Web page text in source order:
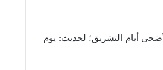
أيام التشريق؛ لحديث: يوم